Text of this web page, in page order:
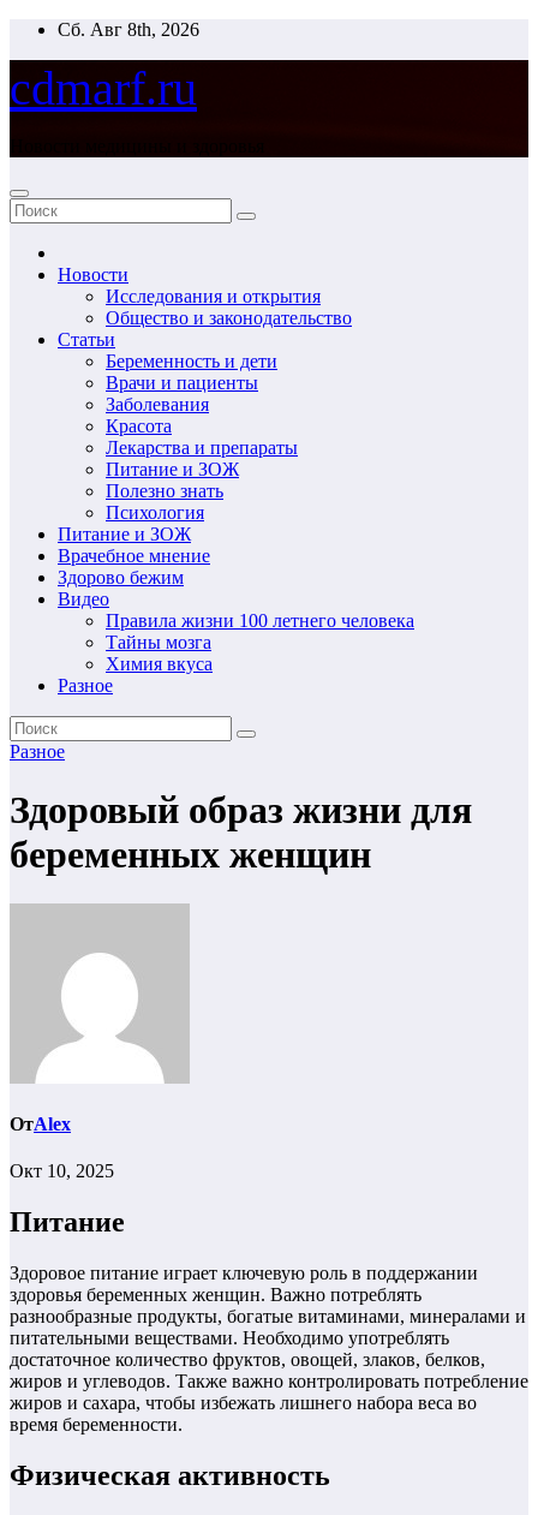
Перейти
содержимому
Сб. Авг 8th, 2026
cdmarf.ru
Новости
Исследования и открытия
Общество и законодательство
Статьи
Беременность и дети
Врачи и пациенты
Заболевания
Красота
Лекарства и препараты
Питание и ЗОЖ
Полезно знать
Психология
Питание и ЗОЖ
Врачебное мнение
Здорово бежим
Видео
Правила жизни 100 летнего человека
Тайны мозга
Химия вкуса
Разное
Разное
Здоровый образ жизни для
беременных женщин
ОтAlex
Окт 10, 2025
Питание
Здоровое питание играет ключевую роль в поддержании
здоровья беременных женщин. Важно потреблять
разнообразные продукты, богатые витаминами, минералами и
питательными веществами. Необходимо употреблять
достаточное количество фруктов, овощей, злаков, белков,
жиров и углеводов. Также важно контролировать потребление
жиров и сахара, чтобы избежать лишнего набора веса во
время беременности.
Физическая активность